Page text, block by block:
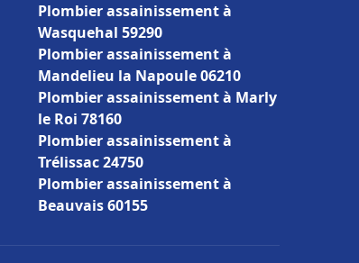
Plombier assainissement à
Wasquehal 59290
Plombier assainissement à
Mandelieu la Napoule 06210
Plombier assainissement à Marly
le Roi 78160
Plombier assainissement à
Trélissac 24750
Plombier assainissement à
Beauvais 60155